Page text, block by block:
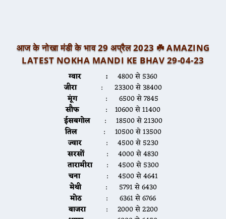
आज के नोखा मंडी के भाव 29 अप्रैल 2023 ☘️AMAZING
LATEST NOKHA MANDI KE BHAV 29-04-23
ग्वार :
4800 से 5360
जीरा: 23300 से 38400
मूंग: 6500 से 7845
सौफ: 10600 से 11400
ईसबगोल: 18500 से 21300
तिल: 10500 से 13500
ज्वार: 4500 से 5230
सरसों: 4000 से 4830
तारामीरा: 4500 से 5300
चना: 4500 से 4641
मेथी: 5791 से 6430
मोठ
: 6361 से 6766
बाजरा: 2000 से 2200